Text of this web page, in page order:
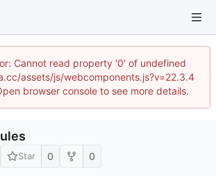
Cannot read property '0' of undefined
assets/js/webcomponents.js?v=22.3.4
browser console to see more details.
Star 0 0